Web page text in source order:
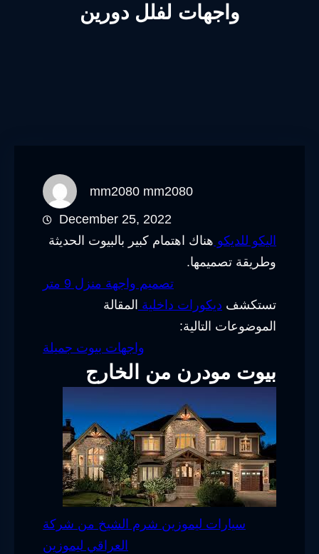
واجهات لفلل دورين
mm2080 mm2080
December 25, 2022
اليكو للديكو هناك اهتمام كبير بالبيوت الحديثة
وطريقة تصميمها.
تصميم واجهة منزل 9 متر
تستكشف ديكورات داخلية المقالة
الموضوعات التالية:
واجهات بيوت جميلة
بيوت مودرن من الخارج
سيارات ليموزين شرم الشيخ من شركة
العراقي ليموزين